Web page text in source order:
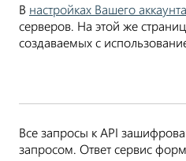
В настройках Вашего аккаунта
серверов. На этой же
создаваемых с
Все запросы к API
запросом. Ответ сервис